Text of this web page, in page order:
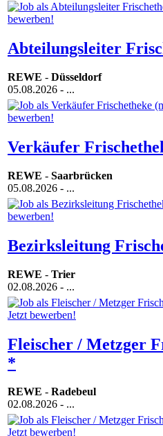
Abteilungsleiter
REWE - Düsseldorf
05.08.2026 - ...
Verkäufer
REWE - Saarbrücken
05.08.2026 - ...
Bezirksleitung
REWE - Trier
02.08.2026 - ...
Fleischer / Metzger
*
REWE - Radebeul
02.08.2026 - ...